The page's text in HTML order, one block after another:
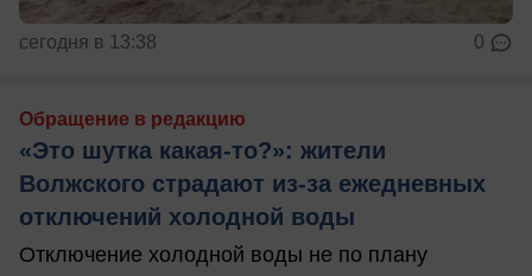
сегодня в 13:38 0
Обращение в редакцию
«Это шутка какая-то?»: жители
Волжского страдают из‑за ежедневных
отключений холодной воды
Отключение холодной воды не по плану